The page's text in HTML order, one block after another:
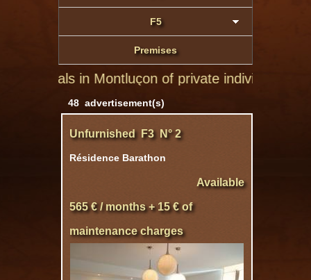
F5
Premises
individuals
48 advertisement(s)
Unfurnished F3 N° 2
Résidence Barathon
Available
565 € / months + 15 € of
maintenance charges